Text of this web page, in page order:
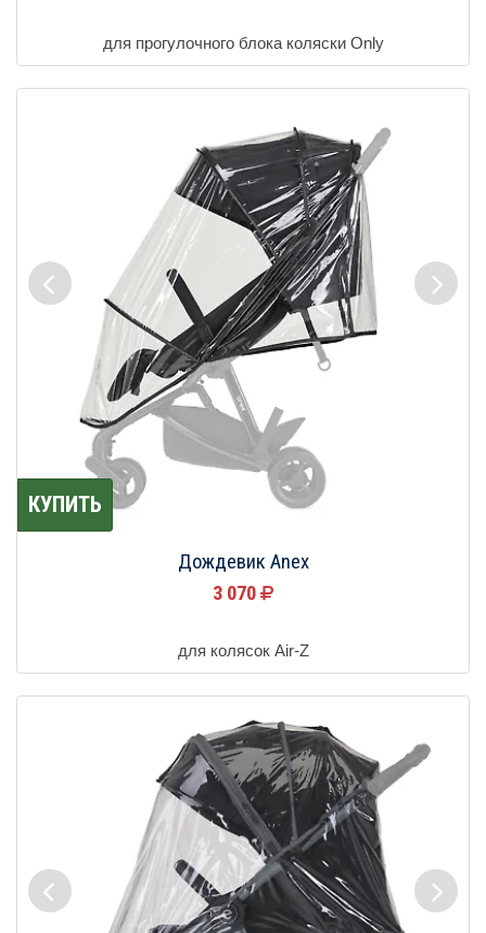
для прогулочного блока коляски Only
КУПИТЬ
Дождевик Anex
3 070
для колясок Air-Z